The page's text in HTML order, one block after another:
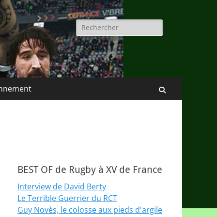
Rechercher :
BEST OF de Rugby à XV de France
Interview de David Berty
Le Terrible Guerrier du RCT
Guy Novès, le colosse aux pieds d'argile